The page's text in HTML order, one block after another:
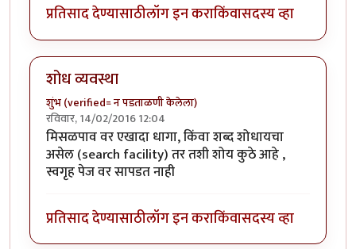
प्रतिसाद देण्यासाठीलॉग इन कराकिंवासदस्य व्हा
शोध व्यवस्था
शुंभ (verified= न पडताळणी केलेला)
रविवार, 14/02/2016 12:04
मिसळपाव वर एखादा धागा, किंवा शब्द शोधायचा
असेल (search facility) तर तशी शोय कुठे आहे ,
स्वगृह पेज वर सापडत नाही
प्रतिसाद देण्यासाठीलॉग इन कराकिंवासदस्य व्हा